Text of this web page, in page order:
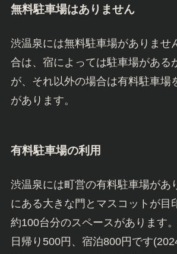
無料駐車場はありません
渋温泉には無料駐車場がありませ
合は、宿によっては駐車場がある
が、それ以外の場合は有料駐車場
があります。
有料駐車場の利用
渋温泉には町営の有料駐車場があ
にある大きな門とマスコットが目
約100台分のスペースがあります
日帰り500円、宿泊800円です